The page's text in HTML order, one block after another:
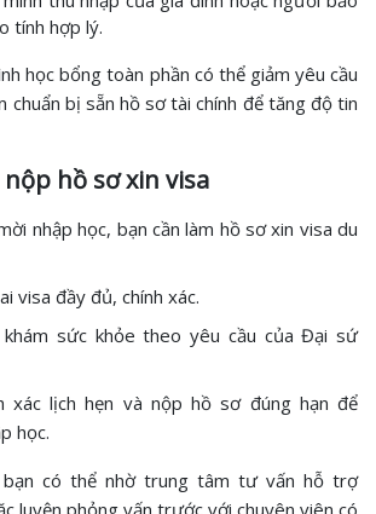
tính hợp lý.
học bổng toàn phần có thể giảm yêu cầu
chuẩn bị sẵn hồ sơ tài chính để tăng độ tin
hồ sơ xin visa
nhập học, bạn cần làm hồ sơ xin visa du
visa đầy đủ, chính xác.
khám sức khỏe theo yêu cầu của Đại sứ
xác lịch hẹn và nộp hồ sơ đúng hạn để
học.
có thể nhờ trung tâm tư vấn hỗ trợ